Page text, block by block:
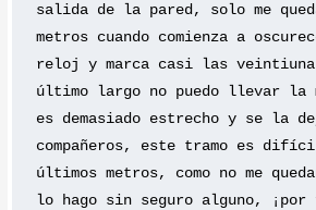
salida de la pared, solo me
metros cuando comienza a
reloj y marca casi las
último largo no puedo llevar la
es demasiado estrecho y se la
compañeros, este tramo es
últimos metros, como no me
lo hago sin seguro alguno,